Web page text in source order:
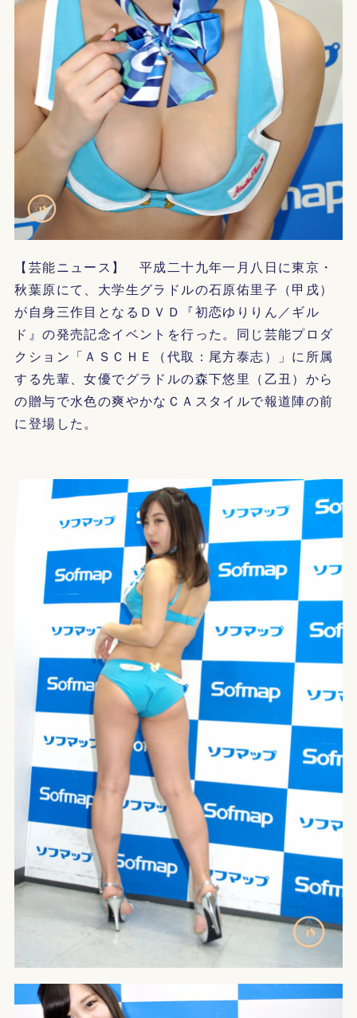
【芸能ニュース】 平成二十九年一月八日に東京・
秋葉原にて、大学生グラドルの石原佑里子（甲戌）
が自身三作目となるＤＶＤ『初恋ゆりりん／ギル
ド』の発売記念イベントを行った。同じ芸能プロダ
クション「ＡＳＣＨＥ（代取：尾方泰志）」に所属
する先輩、女優でグラドルの森下悠里（乙丑）から
の贈与で水色の爽やかなＣＡスタイルで報道陣の前
に登場した。